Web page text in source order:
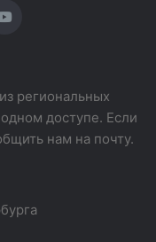
региональных
доступе. Если
нам на почту.